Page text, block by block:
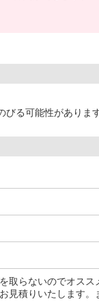
る可能性があります
取らないのでオスス
見積りいたします